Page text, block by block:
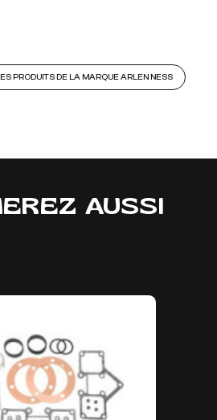
PRODUITS DE LA MARQUE ARLEN NESS
AUSSI